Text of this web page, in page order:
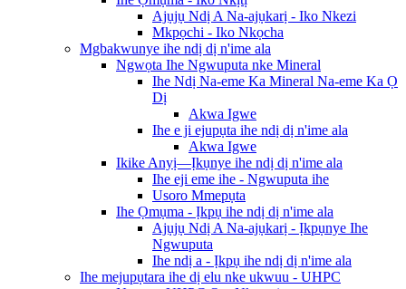
Ajụjụ Ndị A Na-ajụkarị - Iko Nkezi
Mkpọchi - Iko Nkọcha
Mgbakwunye ihe ndị dị n'ime ala
Ngwọta Ihe Ngwuputa nke Mineral
Ihe Ndị Na-eme Ka Mineral Na-eme Ka Ọ
Dị
Akwa Igwe
Ihe e ji ejupụta ihe ndị dị n'ime ala
Akwa Igwe
Ikike Anyị—Ịkụnye ihe ndị dị n'ime ala
Ihe eji eme ihe - Ngwuputa ihe
Usoro Mmepụta
Ihe Ọmụma - Ịkpụ ihe ndị dị n'ime ala
Ajụjụ Ndị A Na-ajụkarị - Ịkpụnye Ihe
Ngwuputa
Ihe ndị a - Ịkpụ ihe ndị dị n'ime ala
Ihe mejupụtara ihe dị elu nke ukwuu - UHPC